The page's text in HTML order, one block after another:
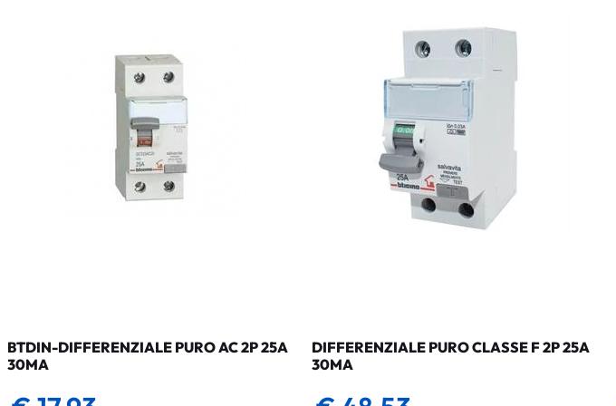
BTDIN-DIFFERENZIALE PURO AC 2P 25A
30MA
DIFFERENZIALE PURO CLASSE F 2P 25A
30MA